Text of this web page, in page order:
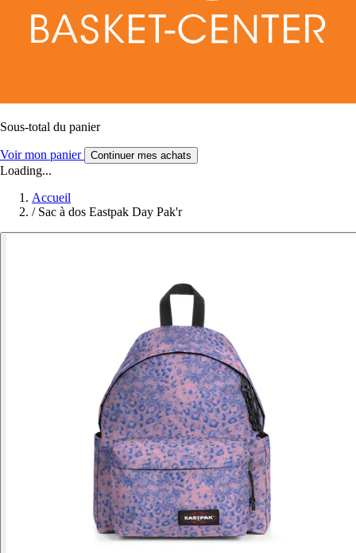
Sous-total du panier
Voir mon panier Continuer mes achats
Loading...
Accueil
/ Sac à dos Eastpak Day Pak'r